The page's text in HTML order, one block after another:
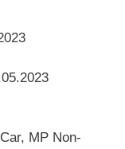
MP Non-